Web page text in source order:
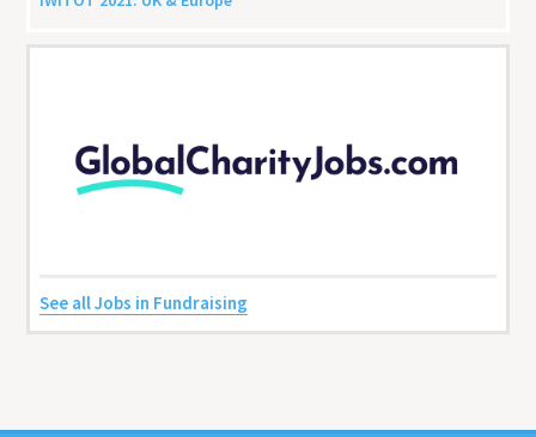
See all Jobs in Fundraising